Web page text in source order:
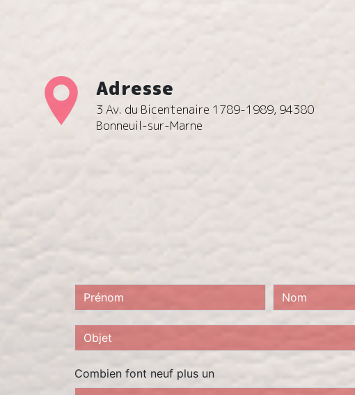
Adresse
3 Av. du Bicentenaire 1789-1989, 94380
Bonneuil-sur-Marne
Combien font neuf plus un